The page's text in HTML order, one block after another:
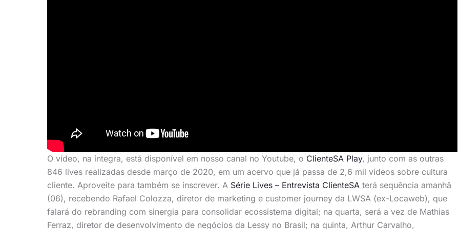
O vídeo, na íntegra, está disponível em nosso canal no Youtube, o ClienteSA Play, junto com as outras
846 lives realizadas desde março de 2020, em um acervo que já passa de 2,6 mil vídeos sobre cultura
cliente. Aproveite para também se inscrever. A Série Lives – Entrevista ClienteSA terá sequência amanhã
(06), recebendo Rafael Colozza, diretor de marketing e customer journey da LWSA (ex-Locaweb), que
falará do rebranding com sinergia para consolidar ecossistema digital; na quarta, será a vez de Mathias
Ferraz, diretor de desenvolvimento de negócios da Lessy no Brasil; na quinta, Arthur Carvalho,